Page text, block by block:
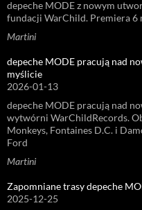
depeche MODE z nowym
fundacji WarChild. Premiera 6
Martini
depeche MODE pracują nad
myślicie
2026-01-13
depeche MODE pracują nad
wytwórni WarChildRecords.
Monkeys, Fontaines D.C. i
Ford
Martini
Zapomniane trasy depeche
2025-12-25